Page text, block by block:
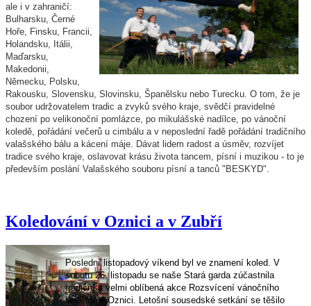
ale i v zahraničí:
Bulharsku, Černé
Hoře, Finsku, Francii,
Holandsku, Itálii,
Maďarsku,
Makedonii,
Německu, Polsku,
Rakousku, Slovensku, Slovinsku, Španělsku nebo Turecku. O tom, že je
soubor udržovatelem tradic a zvyků svého kraje , svědčí pravidelné
chození po velikonoční pomlázce, po mikulášské nadílce, po vánoční
koledě, pořádání večerů u cimbálu a v neposlední řadě pořádání tradičního
valašského bálu a kácení máje. Dávat lidem radost a úsměv, rozvíjet
tradice svého kraje, oslavovat krásu života tancem, písní i muzikou - to je
především poslání Valašského souboru písní a tanců "BESKYD".
Koledování v Oznici a v Zubří
Poslední listopadový víkend byl ve znamení koled. V
sobotu 26. listopadu se naše Stará garda zúčastnila
tradiční a velmi oblíbená akce Rozsvícení vánočního
betléma v Oznici. Letošní sousedské setkání se těšilo